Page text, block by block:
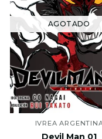
AGOTADO
IVREA
Devil Man 01